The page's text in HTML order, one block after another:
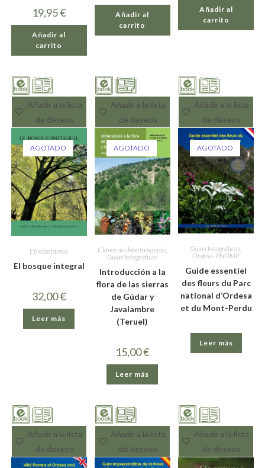
19,95€
Añadir al
carrito
Añadir al
carrito
Añadir al
carrito
Añadir a la lista
de deseos
AGOTADO
Etnobotánica
El bosque integral
32,00€
Leer más
Añadir a la lista
de deseos
AGOTADO
Claves de determinación,
Guías fotográficas
Introducción a la
flora de las sierras
de Gúdar y
Javalambre
(Teruel)
15,00€
Leer más
Añadir a la lista
de deseos
AGOTADO
Guías fotográficas,
Ordesa-PNOMP
Guide essentiel
des fleurs du Parc
national d’Ordesa
et du Mont-Perdu
Leer más
Añadir a la lista
de deseos
Añadir a la lista
de deseos
Añadir a la lista
de deseos